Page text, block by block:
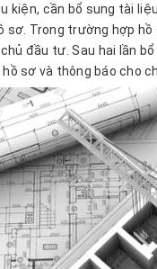
kiện, cần bổ sung tài
sơ. Trong trường hợp
đầu tư. Sau hai lần
sơ và thông báo cho